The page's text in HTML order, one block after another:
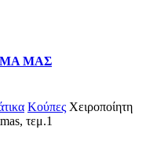
ΜΑΣ
Κούπες Χειροποίητη
τεμ.1